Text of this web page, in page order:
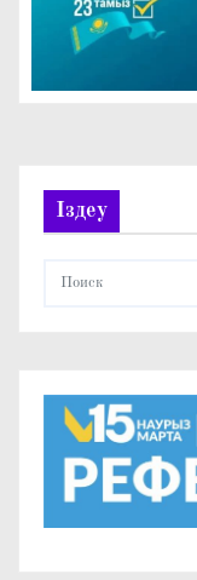
и
с
Іздеу